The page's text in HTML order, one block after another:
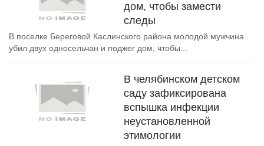
дом, чтобы замести
следы
В поселке Береговой Каслинского района молодой мужчина
убил двух односельчан и поджег дом, чтобы...
В челябинском детском
саду зафиксирована
вспышка инфекции
неустановленной
этимологии